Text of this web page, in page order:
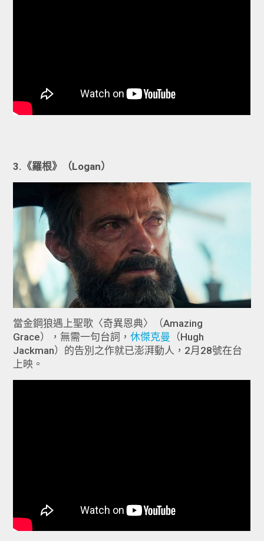
3.《羅根》（Logan）
當金鋼狼遇上聖歌〈奇異恩典〉（Amazing
Grace），無需一句台詞，休傑克曼 （Hugh
Jackman）的告別之作就已澎湃動人，2月28號在台
上映。